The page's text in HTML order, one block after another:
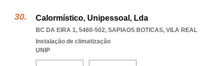
Calormístico, Unipessoal, Lda
BC DA EIRA 1, 5460-502, SAPIAOS BOTICAS, VILA REAL
Instalação de climatização
UNIP